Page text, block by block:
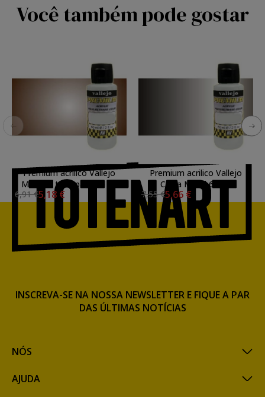
Você também pode gostar
Premium acrilico Vallejo
Marrom transparente 60
ml.
6,91 €5,18 €
Premium acrilico Vallejo
Cinza Metal 60 ml.
7,55 €5,66 €
NÓS
AJUDA
INSCREVA-SE NA NOSSA NEWSLETTER E FIQUE A PAR
DAS ÚLTIMAS NOTÍCIAS